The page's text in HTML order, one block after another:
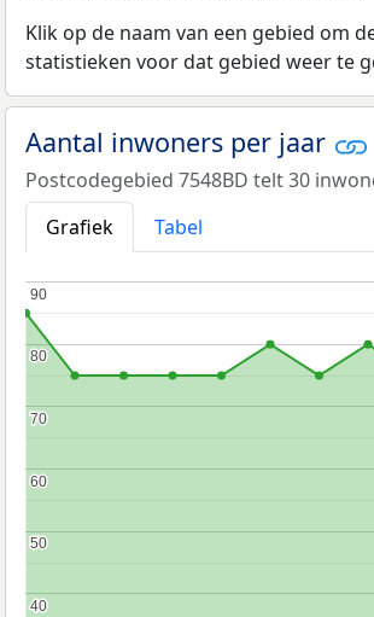
Klik op de naam van een gebied om
statistieken voor dat gebied weer te
Aantal inwoners per jaar
Postcodegebied 7548BD telt 30
Grafiek
Tabel
40
40
50
50
60
60
70
70
80
80
90
90